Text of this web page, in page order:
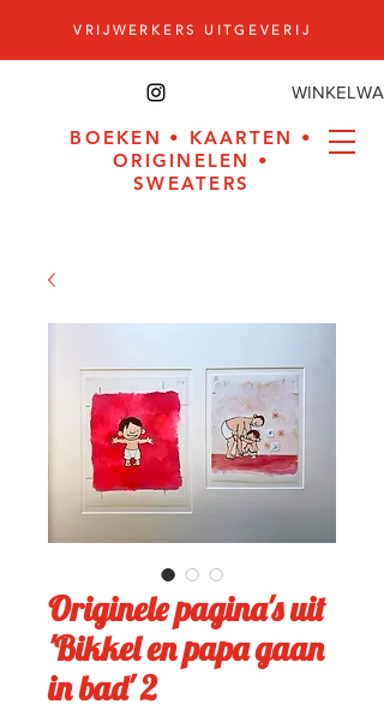
BOEKEN • KAARTEN •
ORIGINELEN •
SWEATERS
VRIJWERKERS UITGEVERIJ
Originele pagina's uit
'Bikkel en papa gaan
in bad' 2